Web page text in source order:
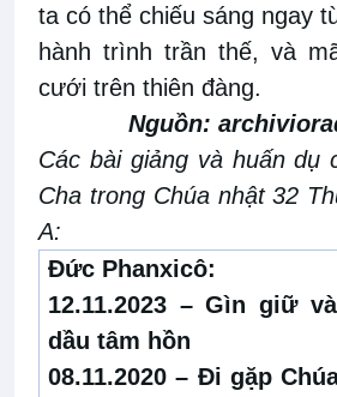
ta có thể chiếu sáng ngay
hành trình trần thế, và
cưới trên thiên đàng.
Nguồn:
Các bài giảng và huấn dụ
Cha trong Chúa nhật 32
A:
Đức Phanxicô:
12.11.2023 –Gìn giữ
dầu tâm hồn
08.11.2020 – Đi gặp